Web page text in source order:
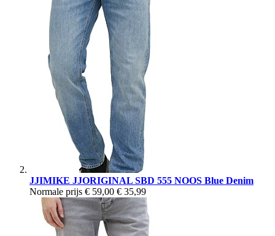
JJIMIKE JJORIGINAL SBD 555 NOOS Blue Denim
Normale prijs € 59,00 € 35,99